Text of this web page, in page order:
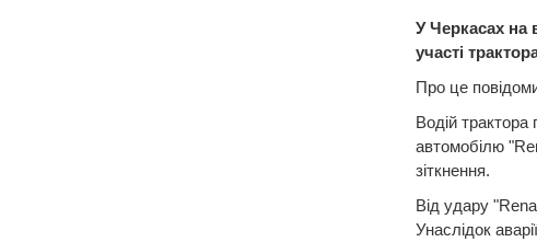
У Черкасах на
участі
Про це
Водій трактора
автомобілю
зіткнення.
Від удару
Унаслідок